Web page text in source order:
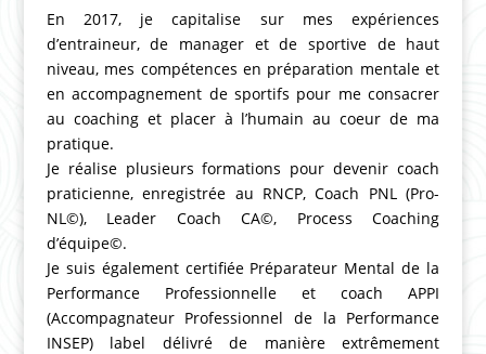
En 2017, je capitalise sur mes expériences
d’entraineur, de manager et de sportive de haut
niveau, mes compétences en préparation mentale et
en accompagnement de sportifs pour me consacrer
au coaching et placer à l’humain au coeur de ma
pratique.
Je réalise plusieurs formations pour devenir coach
praticienne, enregistrée au RNCP, Coach PNL (Pro-
NL©), Leader Coach CA©, Process Coaching
d’équipe©.
Je suis également certifiée Préparateur Mental de la
Performance Professionnelle et coach APPI
(Accompagnateur Professionnel de la Performance
INSEP) label délivré de manière extrêmement